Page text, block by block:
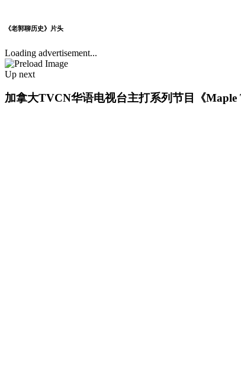
《老郭聊历史》片头
Loading advertisement...
Up next
加拿大TVCN华语电视台主打系列节目《